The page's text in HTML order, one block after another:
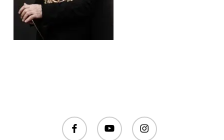
facebook youtube instagram